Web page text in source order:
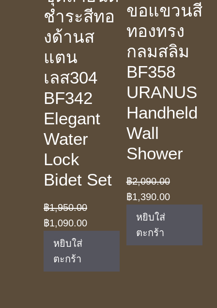
ชำระสีทอ
งด้านส
แตน
เลส304
BF342
Elegant
Water
Lock
Bidet Set
฿1,950.00
Original
price
฿1,950.00.
฿1,090.00Current
฿1,090.00.
หยิบใส่
ตะกร้า
ขอแขวนสี
ทองทรง
กลมสลิม
BF358
URANUS
Handheld
Wall
Shower
฿2,090.00
Original
price
฿2,090.00.
฿1,390.00Current
฿1,390.00.
หยิบใส่
ตะกร้า